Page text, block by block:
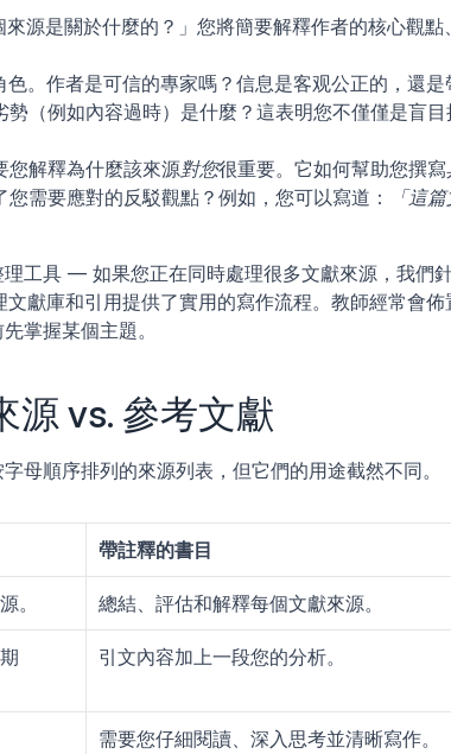
源是關於什麼的？」您將簡要解釋作者的核心觀點
。作者是可信的專家嗎？信息是客观公正的，還是
（例如內容過時）是什麼？這表明您不僅僅是盲目
您解釋為什麼該來源對您很重要。它如何幫助您撰寫
需要應對的反駁觀點？例如，您可以寫道：
「這
工具 — 如果您正在同時處理很多文獻來源，我們
文獻庫和引用提供了實用的寫作流程。教師經常會佈
掌握某個主題。
源 vs. 參考文獻
母順序排列的來源列表，但它們的用途截然不同。
帶註釋的書目
。 總結、評估和解釋每個文獻來源。
引文內容加上一段您的分析。
需要您仔細閱讀、深入思考並清晰寫作。